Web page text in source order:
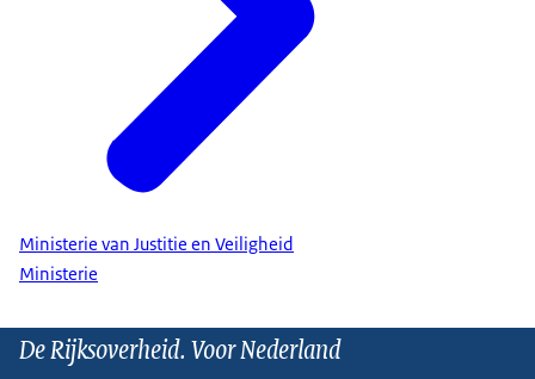
Ministerie van Justitie en Veiligheid
Ministerie
De Rijksoverheid. Voor Nederland